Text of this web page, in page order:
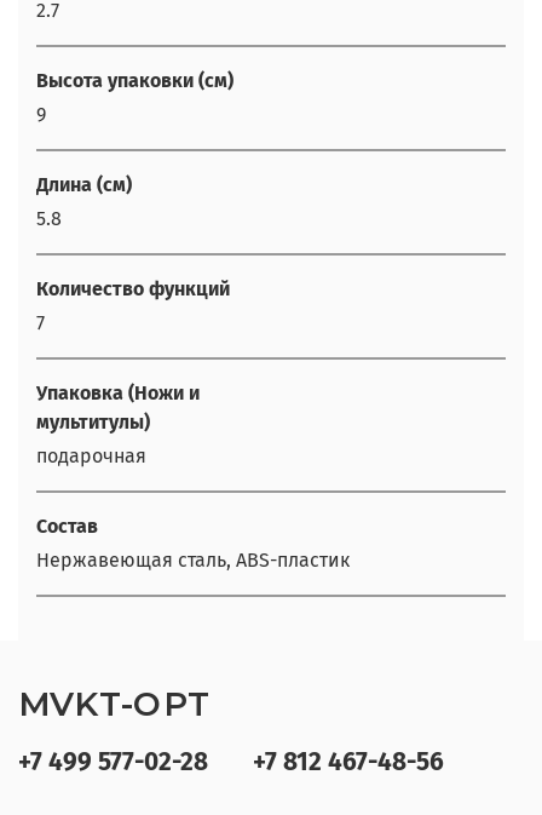
2.7
Высота упаковки (см)
9
Длина (см)
5.8
Количество функций
7
Упаковка (Ножи и
мультитулы)
подарочная
Состав
Нержавеющая сталь, ABS-пластик
+7 499 577-02-28 +7 812 467-48-56
MVKT-OPT